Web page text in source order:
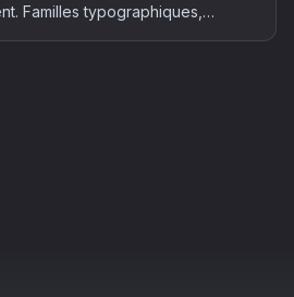
Familles typographiques,